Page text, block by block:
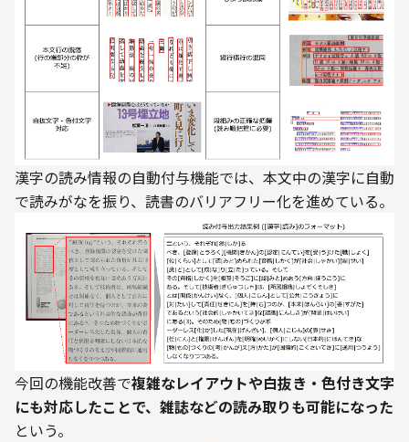
漢字の読み情報の自動付与機能では、本文中の漢字に自動
で読みがなを振り、読書のバリアフリー化を進めている。
今回の機能改善で複雑なレイアウトや白抜き・色付き文字
にも対応したことで、雑誌などの読み取りも可能になった
という。